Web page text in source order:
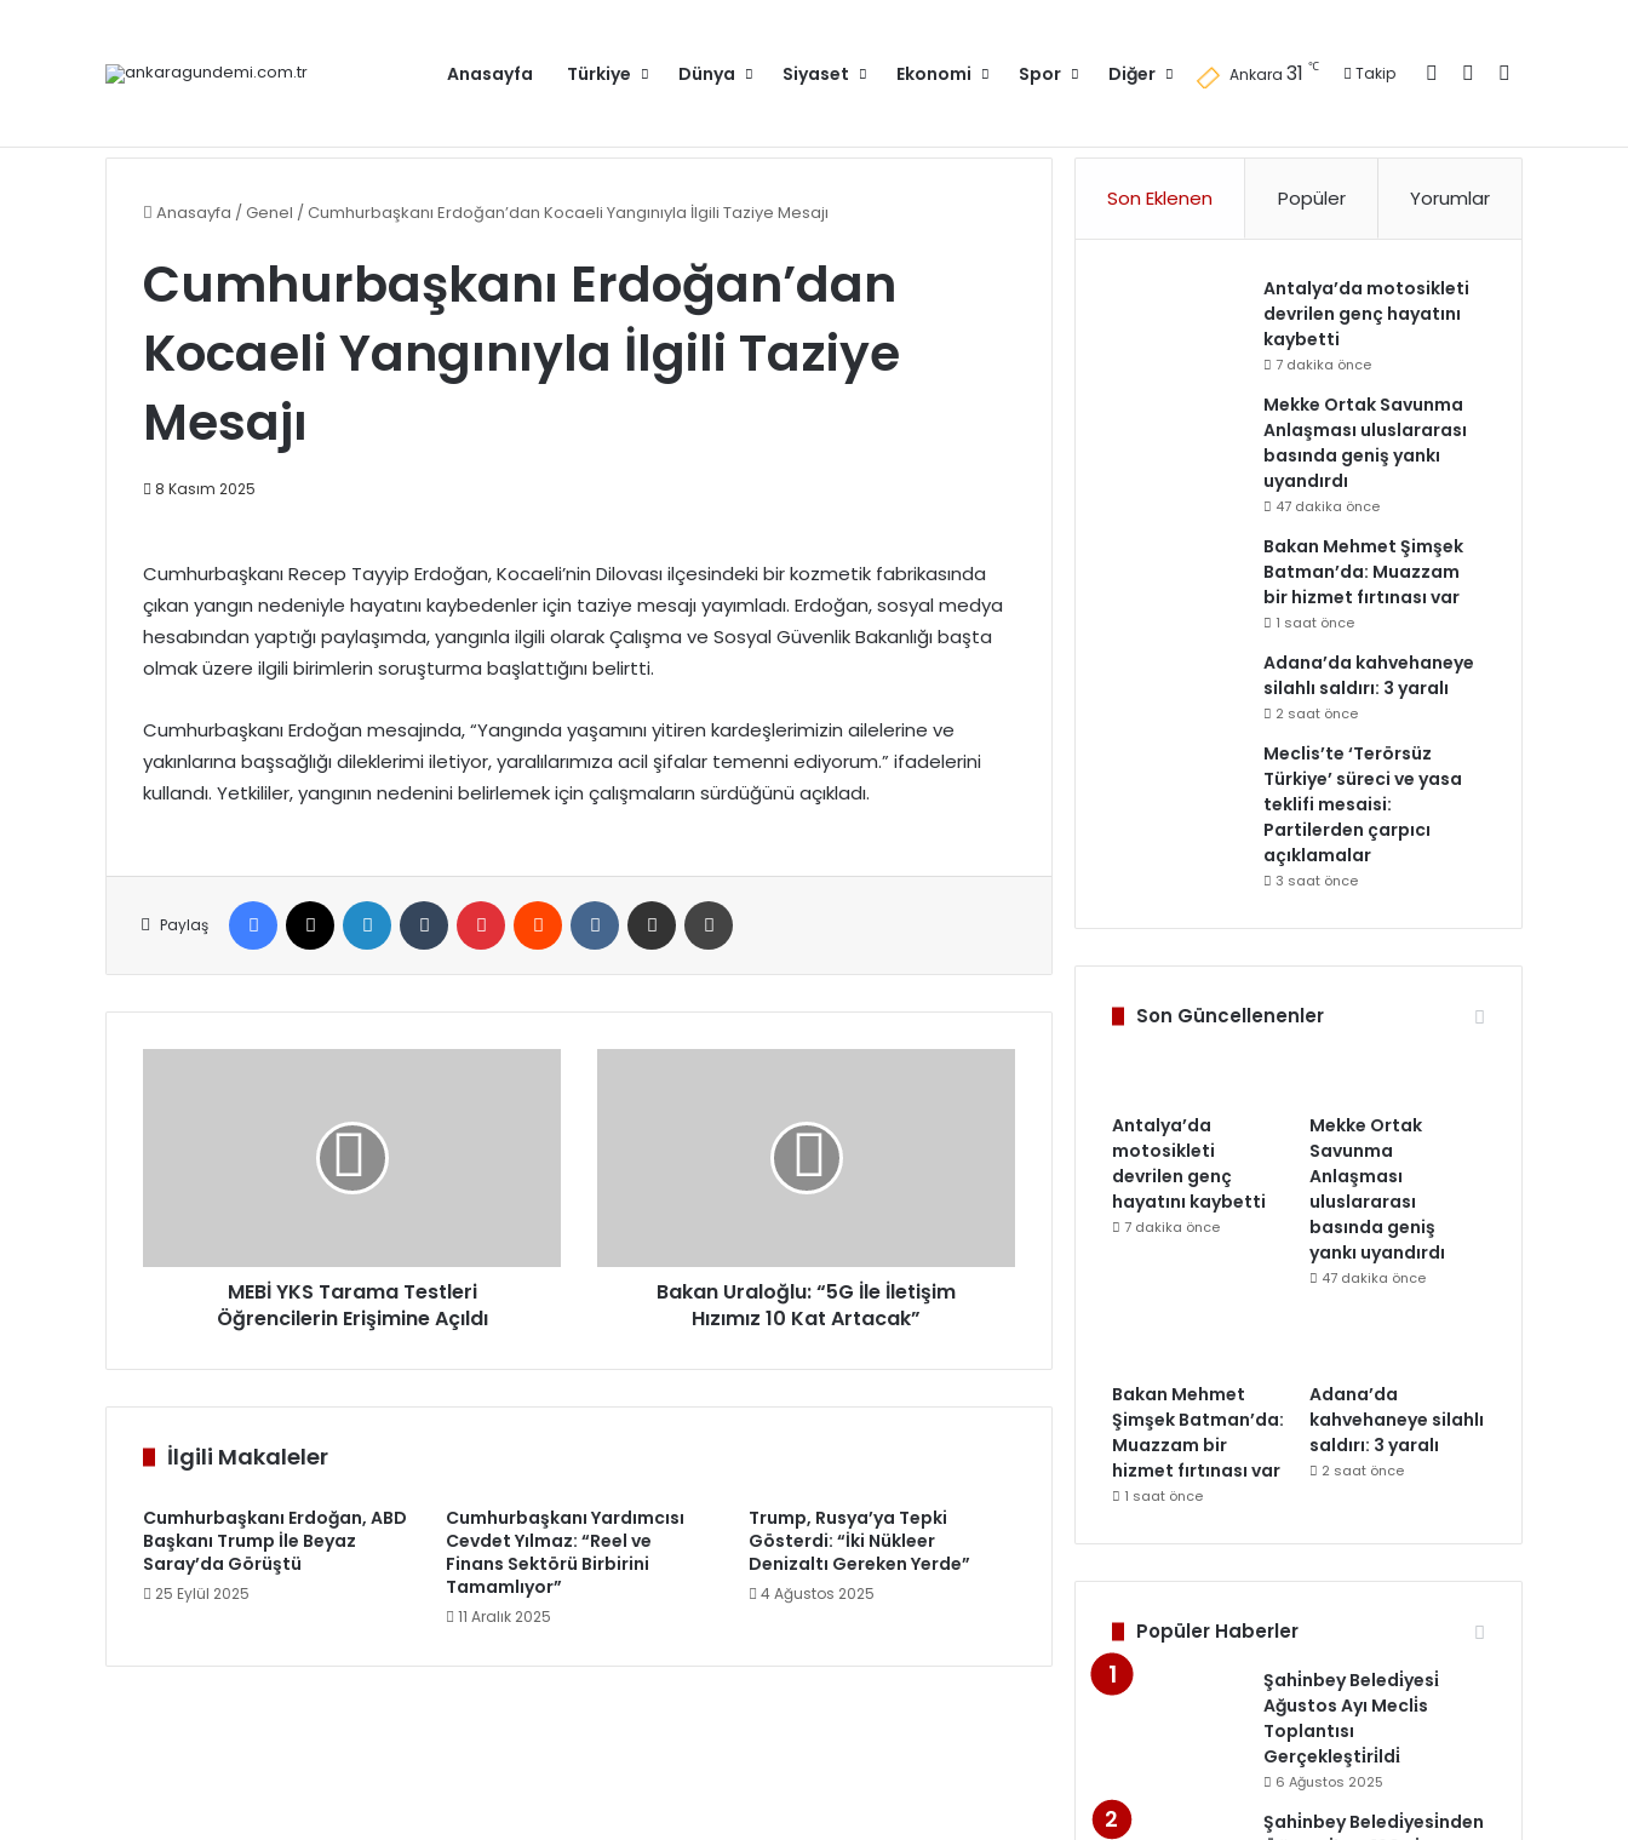
Anasayfa Türkiye Dünya Siyaset Ekonomi Spor Diğer Ankara 31 ℃ Takip Kayıt OlKenar Bölmesi
Anasayfa /Genel /Cumhurbaşkanı Erdoğan’dan Kocaeli Yangınıyla İlgili Taziye Mesajı
Cumhurbaşkanı Erdoğan’dan
Kocaeli Yangınıyla İlgili Taziye
Mesajı
8 Kasım 2025
Cumhurbaşkanı Recep Tayyip Erdoğan, Kocaeli’nin Dilovası ilçesindeki bir kozmetik fabrikasında
çıkan yangın nedeniyle hayatını kaybedenler için taziye mesajı yayımladı. Erdoğan, sosyal medya
hesabından yaptığı paylaşımda, yangınla ilgili olarak Çalışma ve Sosyal Güvenlik Bakanlığı başta
olmak üzere ilgili birimlerin soruşturma başlattığını belirtti.
Cumhurbaşkanı Erdoğan mesajında, “Yangında yaşamını yitiren kardeşlerimizin ailelerine ve
yakınlarına başsağlığı dileklerimi iletiyor, yaralılarımıza acil şifalar temenni ediyorum.” ifadelerini
kullandı. Yetkililer, yangının nedenini belirlemek için çalışmaların sürdüğünü açıkladı.
Paylaş
Facebook LinkedIn Tumblr Pinterest Reddit VKontakteE-Posta ile paylaş
MEBİ YKS Tarama Testleri
Öğrencilerin Erişimine Açıldı
Artacak”
Bakan Uraloğlu: “5G İle İletişim
Hızımız 10 Kat Artacak”
İlgili Makaleler
Cumhurbaşkanı Erdoğan, ABD
Başkanı Trump İle Beyaz
Saray’da Görüştü
25 Eylül 2025
Cumhurbaşkanı Yardımcısı
Cevdet Yılmaz: “Reel ve
Finans Sektörü Birbirini
Tamamlıyor”
11 Aralık 2025
Trump, Rusya’ya Tepki
Gösterdi: “İki Nükleer
Denizaltı Gereken Yerde”
4 Ağustos 2025
Son Eklenen Popüler Yorumlar
Antalya’da motosikleti
devrilen genç hayatını
kaybetti
7 dakika önce
Mekke Ortak Savunma
Anlaşması uluslararası
basında geniş yankı
uyandırdı
47 dakika önce
Bakan Mehmet Şimşek
Batman’da: Muazzam
bir hizmet fırtınası var
1 saat önce
Adana’da kahvehaneye
silahlı saldırı: 3 yaralı
2 saat önce
Meclis’te ‘Terörsüz
Türkiye’ süreci ve yasa
teklifi mesaisi:
Partilerden çarpıcı
açıklamalar
3 saat önce
Son Güncellenenler
Antalya’da
motosikleti
devrilen genç
hayatını kaybetti
7 dakika önce
Mekke Ortak
Savunma
Anlaşması
uluslararası
basında geniş
yankı uyandırdı
47 dakika önce
Bakan Mehmet
Şimşek Batman’da:
Muazzam bir
hizmet fırtınası var
1 saat önce
Adana’da
kahvehaneye silahlı
saldırı: 3 yaralı
2 saat önce
Popüler Haberler
Şahi̇nbey Beledi̇yesi̇
Ağustos Ayı Mecli̇s
Toplantısı
Gerçekleşti̇ri̇ldi̇
6 Ağustos 2025
Şahi̇nbey Beledi̇yesi̇nden